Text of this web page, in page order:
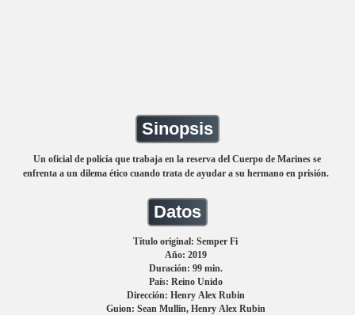
Sinopsis
Un oficial de policía que trabaja en la reserva del Cuerpo de Marines se
enfrenta a un dilema ético cuando trata de ayudar a su hermano en prisión.
Datos
Título original: Semper Fi
Año: 2019
Duración: 99 min.
País: Reino Unido
Dirección: Henry Alex Rubin
Guion: Sean Mullin, Henry Alex Rubin